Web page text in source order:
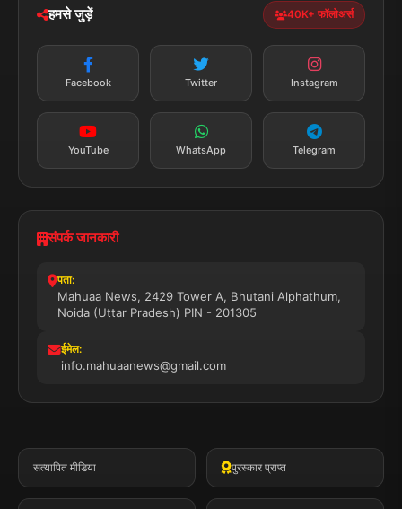
न्यूज़ अलर्ट
सब्सक्राइब करें
हमसे जुड़ें 40K+ फॉलोअर्स
Facebook Twitter Instagram
YouTube WhatsApp Telegram
संपर्क जानकारी
पता:
Mahuaa News, 2429 Tower A, Bhutani Alphathum,
Noida (Uttar Pradesh) PIN - 201305
ईमेल:
info.mahuaanews@gmail.com
सत्यापित मीडिया पुरस्कार प्राप्त